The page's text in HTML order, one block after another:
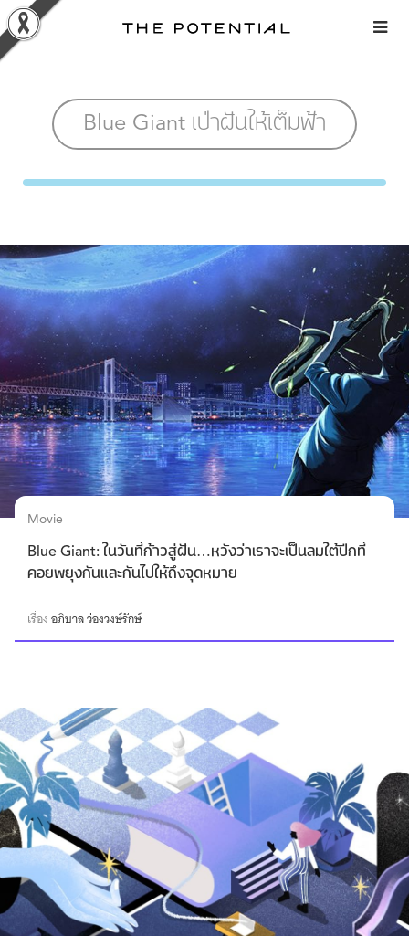
Skip
to
content
Blue Giant เป่าฝันให้เต็มฟ้า
Movie
Blue Giant: ในวันที่ก้าวสู่ฝัน…หวังว่าเราจะเป็นลมใต้ปีกที่
คอยพยุงกันและกันไปให้ถึงจุดหมาย
เรื่องอภิบาล ว่องวงษ์รักษ์